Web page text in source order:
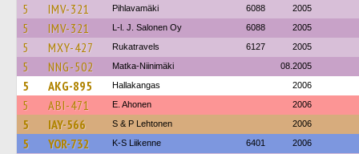
5 IMV-321 Pihlavamäki 6088 2005
5 IMV-321 L-l. J. Salonen Oy 6088 2005
5 MXY-427 Rukatravels 6127 2005
5 NNG-502 Matka-Niinimäki 08.2005
5 AKG-895 Hallakangas 2006
5 ABI-471 E. Ahonen 2006
5 IAY-566 S & P Lehtonen 2006
5 YOR-732 K-S Liikenne 6401 2006